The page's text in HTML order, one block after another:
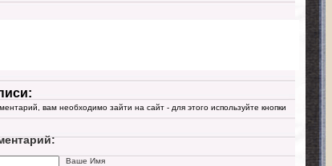
вам необходимо зайти на сайт - для этого используйте кнопки
Ваше Имя